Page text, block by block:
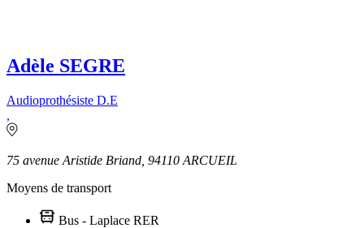
Adèle SEGRE
Audioprothésiste D.E
75 avenue Aristide Briand, 94110 ARCUEIL
Moyens de transport
Bus - Laplace RER